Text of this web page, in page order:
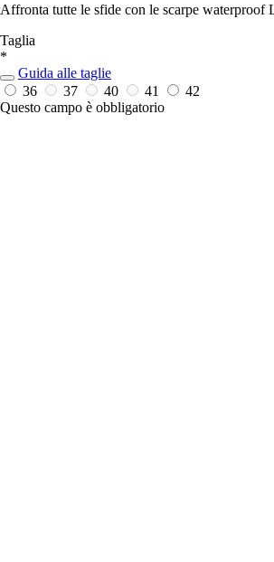
Affronta tutte le sfide con le scarpe
Taglia
*
Guida alle taglie
36
37 40 41
42
Questo campo è obbligatorio